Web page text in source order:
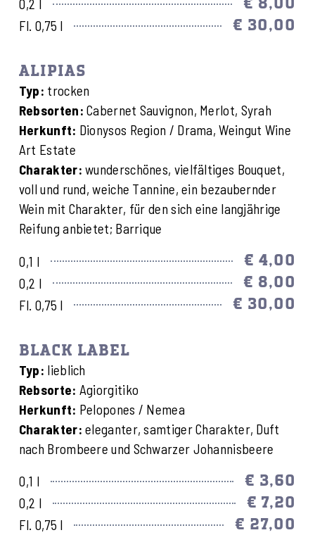
0,2 l
€ 8,00
Fl. 0,75 l
€ 30,00
ALIPIAS
Typ: trocken
Rebsorten: Cabernet Sauvignon, Merlot, Syrah
Herkunft: Dionysos Region / Drama, Weingut Wine
Art Estate
Charakter: wunderschönes, vielfältiges Bouquet,
voll und rund, weiche Tannine, ein bezaubernder
Wein mit Charakter, für den sich eine langjährige
Reifung anbietet; Barrique
0,1 l
€ 4,00
0,2 l
€ 8,00
Fl. 0,75 l
€ 30,00
BLACK LABEL
Typ: lieblich
Rebsorte: Agiorgitiko
Herkunft: Pelopones / Nemea
Charakter: eleganter, samtiger Charakter, Duft
nach Brombeere und Schwarzer Johannisbeere
0,1 l
€ 3,60
0,2 l
€ 7,20
Fl. 0,75 l
€ 27,00